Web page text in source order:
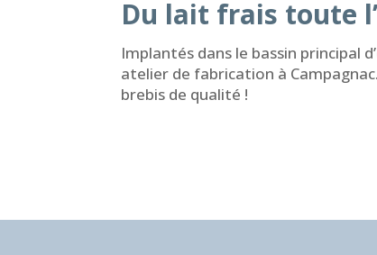
Du lait frais toute
Implantés dans le bassin principal
atelier de fabrication à
brebis de qualité !